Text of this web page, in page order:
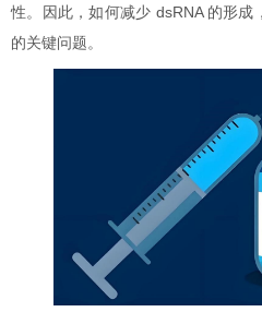
性。因此，如何减少 dsRNA 的形成
的关键问题。